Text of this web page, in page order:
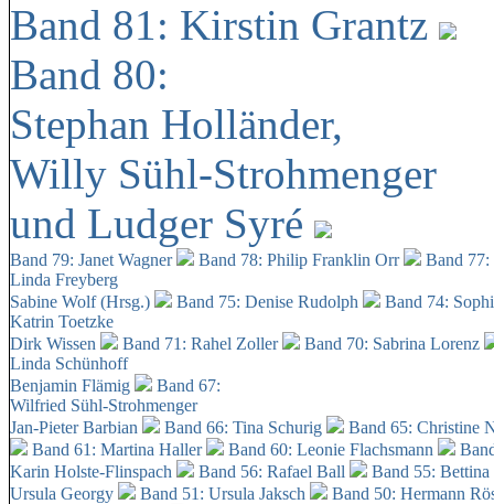
Band 81: Kirstin Grantz
Band 80:
Stephan Holländer,
Willy Sühl-Strohmenger
und Ludger Syré
Band 79: Janet Wagner Band 78: Philip Franklin Orr
Band
Linda Freyberg
Sabine Wolf (Hrsg.)
Band 75: Denise Rudolph
Band 74:
Katrin Toetzke
Dirk Wissen
Band 71: Rahel Zoller
Band 70: Sabrina Lorenz
Linda Schünhoff
Benjamin Flämig
Band 67:
Wilfried Sühl-Strohmenger
Jan-Pieter Barbian
Band 66: Tina Schurig
Band 65: Christine
Band 61: Martina Haller
Band 60: Leonie Flachsmann
Karin Holste-Flinspach
Band 56: Rafael Ball
Band 55:
Ursula Georgy
Band 51: Ursula Jaksch Band 50: Hermann